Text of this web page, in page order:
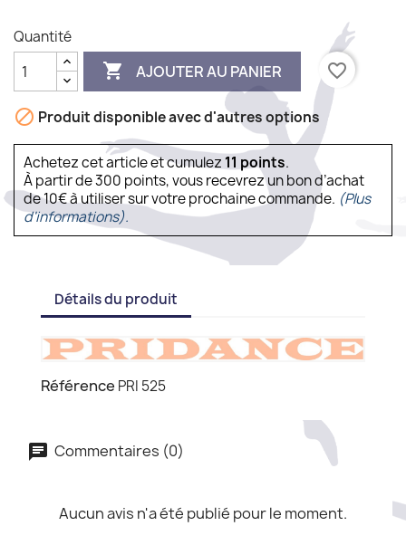
Quantité
 AJOUTER AU PANIER favorite_border
 Produit disponible avec d'autres options
Achetez cet article et cumulez 11 points.
À partir de 300 points, vous recevrez un bon d’achat
de 10€ à utiliser sur votre prochaine commande. (Plus
d'informations).
Détails du produit
Référence PRI 525
Commentaires (0)
Aucun avis n'a été publié pour le moment.